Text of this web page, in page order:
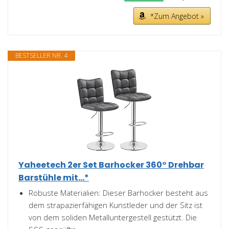
*Zum Angebot »
BESTSELLER NR. 4
Yaheetech 2er Set Barhocker 360° Drehbar
Barstühle mit...*
Robuste Materialien: Dieser Barhocker besteht aus
dem strapazierfähigen Kunstleder und der Sitz ist
von dem soliden Metalluntergestell gestützt. Die